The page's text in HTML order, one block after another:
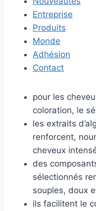
Entreprise
Produits
Monde
Adhésion
Contact
pour les
coloration, le
les extraits
renforcent,
cheveux
des
sélectionnés
souples, doux
ils facilitent le